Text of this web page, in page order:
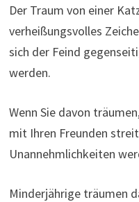
Der Traum von einer
verheißungsvolles
sich der Feind
werden.
Wenn Sie davon
mit Ihren Freunden
Unannehmlichkeiten
Minderjährige träumen